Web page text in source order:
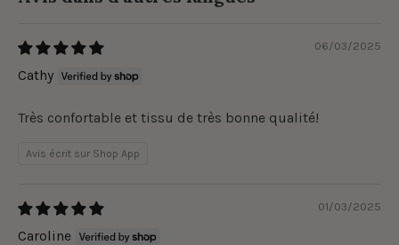
06/03/2025
Cathy
Très confortable et tissu de très bonne qualité!
Avis écrit sur Shop App
01/03/2025
Caroline